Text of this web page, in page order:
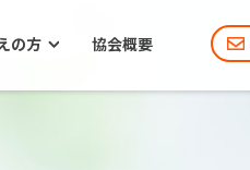
の方 協会概要